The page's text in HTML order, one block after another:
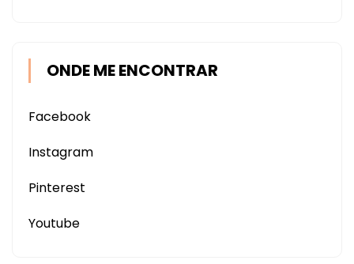
ONDE ME ENCONTRAR
Facebook
Instagram
Pinterest
Youtube